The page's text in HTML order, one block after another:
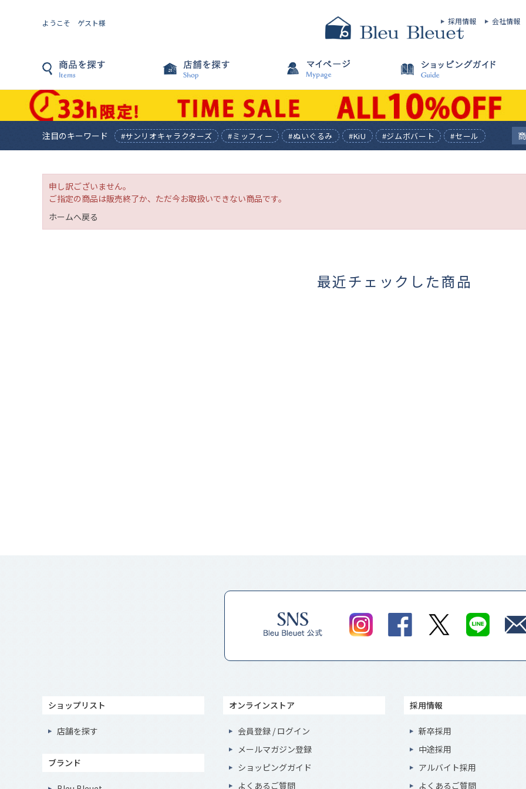
ようこそ ゲスト様 採用情報 会社情報
注目のキーワード #サンリオキャラクターズ #ミッフィー #ぬいぐるみ #KiU #ジムボバート #セール
申し訳ございません。
ご指定の商品は販売終了か、ただ今お取扱いできない商品です。
ホームへ戻る
最近チェックした商品
ショップリスト
店舗を探す
ブランド
オンラインストア
会員登録 / ログイン
メールマガジン登録
ショッピングガイド
よくあるご質問
採用情報
新卒採用
中途採用
アルバイト採用
よくあるご質問